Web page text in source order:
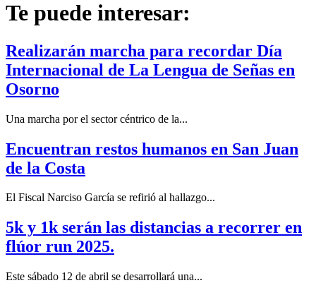
Te puede interesar:
Realizarán marcha para recordar Día
Internacional de La Lengua de Señas en
Osorno
Una marcha por el sector céntrico de la...
Encuentran restos humanos en San Juan
de la Costa
El Fiscal Narciso García se refirió al hallazgo...
5k y 1k serán las distancias a recorrer en
flúor run 2025.
Este sábado 12 de abril se desarrollará una...